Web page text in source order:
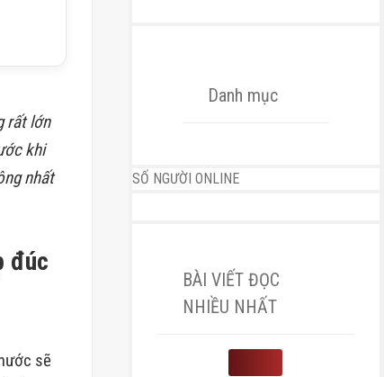
rất lớn
khi
nhất
đúc
sẽ
Danh mục
SỐ NGƯỜI ONLINE
BÀI VIẾT ĐỌC
NHIỀU NHẤT